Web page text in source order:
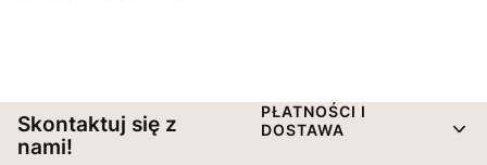
Skontaktuj się z
nami!
Linki w stopce
PŁATNOŚCI I
DOSTAWA